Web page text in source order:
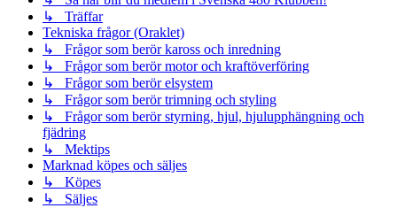
↳ Träffar
Tekniska frågor (Oraklet)
↳ Frågor som berör kaross och inredning
↳ Frågor som berör motor och kraftöverföring
↳ Frågor som berör elsystem
↳ Frågor som berör trimning och styling
↳ Frågor som berör styrning, hjul, hjulupphängning och
fjädring
↳ Mektips
Marknad köpes och säljes
↳ Köpes
↳ Säljes